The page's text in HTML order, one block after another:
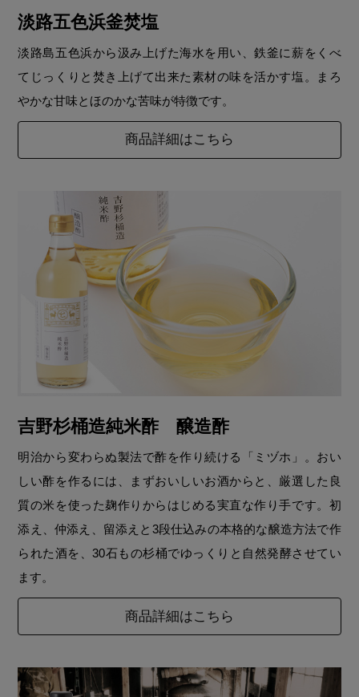
淡路五色浜釜焚塩
淡路島五色浜から汲み上げた海水を用い、鉄釜に薪をくべ
てじっくりと焚き上げて出来た素材の味を活かす塩。まろ
やかな甘味とほのかな苦味が特徴です。
商品詳細はこちら
吉野杉桶造純米酢 醸造酢
明治から変わらぬ製法で酢を作り続ける「ミヅホ」。おい
しい酢を作るには、まずおいしいお酒からと、厳選した良
質の米を使った麹作りからはじめる実直な作り手です。初
添え、仲添え、留添えと3段仕込みの本格的な醸造方法で作
られた酒を、30石もの杉桶でゆっくりと自然発酵させてい
ます。
商品詳細はこちら